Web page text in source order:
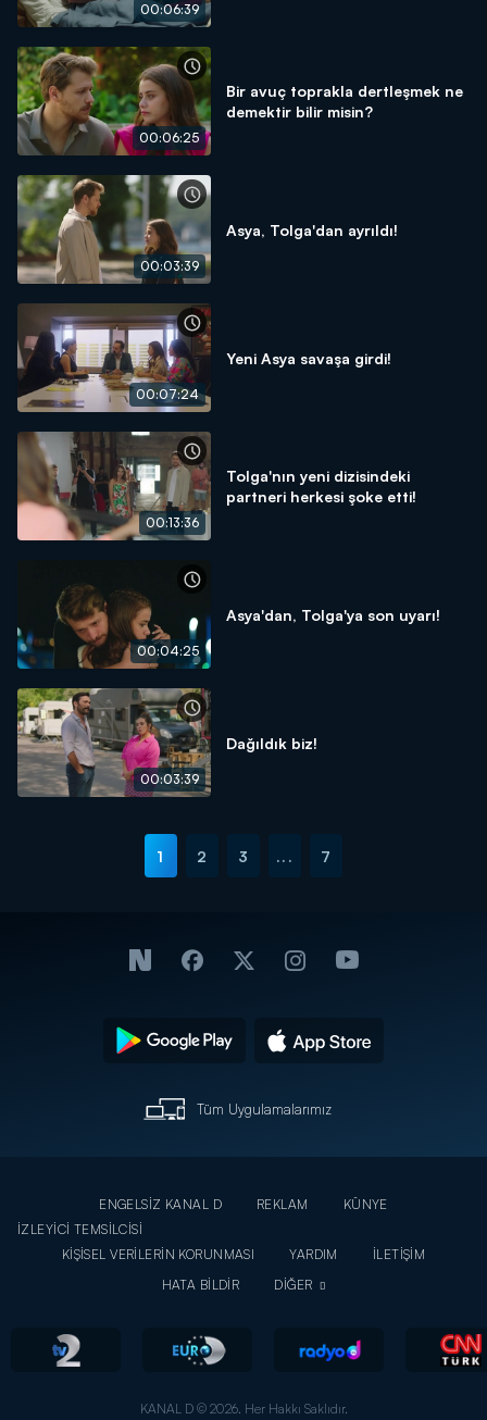
00:06:39
00:06:25
Bir avuç toprakla dertleşmek ne
demektir bilir misin?
00:03:39
Asya, Tolga'dan ayrıldı!
00:07:24
Yeni Asya savaşa girdi!
00:13:36
Tolga'nın yeni dizisindeki
partneri herkesi şoke etti!
00:04:25
Asya'dan, Tolga'ya son uyarı!
00:03:39
Dağıldık biz!
1 2 3 ... 7
Tüm Uygulamalarımız
ENGELSİZ KANAL D REKLAM
KÜNYE
İZLEYİCİ TEMSİLCİSİ
KİŞİSEL VERİLERİN KORUNMASI
YARDIM
İLETİŞİM
HATA BİLDİR
DİĞER
KANAL D © 2026. Her Hakkı Saklıdır.